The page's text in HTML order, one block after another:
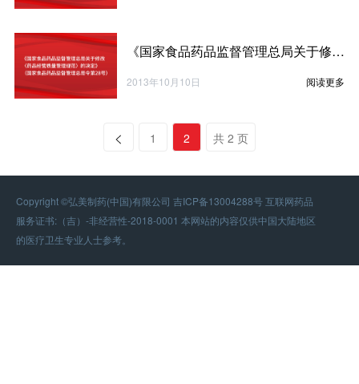
《国家食品药品监督管理总局关于修改〈药品经营质量管理规范〉的决定》（国家食品药品监督管理总局令第28号）
2013年10月10日 阅读更多
1 2 共 2 页
Copyright ©弘美制药(中国)有限公司 吉ICP备13004288号 互联网药品
服务证书:（吉）-非经营性-2018-0001 本网站的内容仅供中国大陆地区
的医疗卫生专业人士参考。